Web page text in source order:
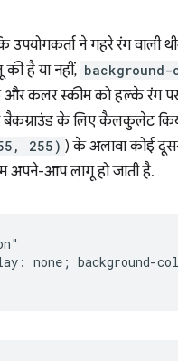
उपयोगकर्ता ने गहरे रंग वाली
की है या नहीं,
कलर स्कीम को हल्के रंग
के लिए कैलकुलेट
255) ) के अलावा कोई
अपने-आप लागू हो जाती है.
none; background-